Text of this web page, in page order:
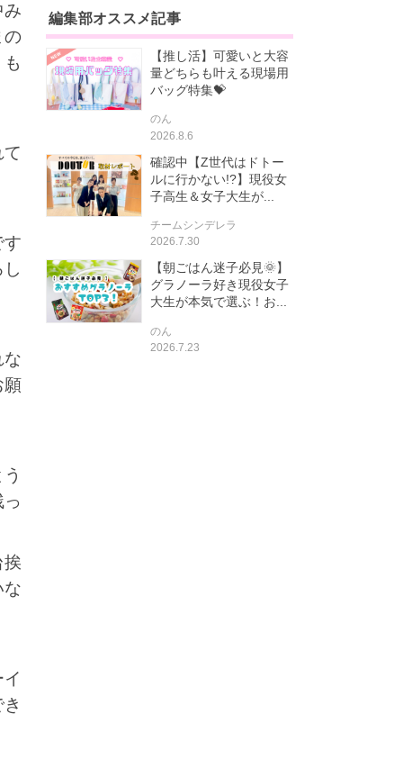
み
の
す
な
願
挨
な
編集部オススメ記事
【推し活】可愛いと大容
量どちらも叶える現場用
バッグ特集💝
のん
2026.8.6
確認中【Z世代はドトー
ルに行かない!?】現役女
子高生＆女子大生が...
チームシンデレラ
2026.7.30
【朝ごはん迷子必見🌞】
グラノーラ好き現役女子
大生が本気で選ぶ！お...
のん
2026.7.23